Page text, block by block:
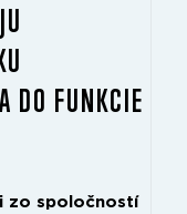
DO FUNKCIE
zo spoločností